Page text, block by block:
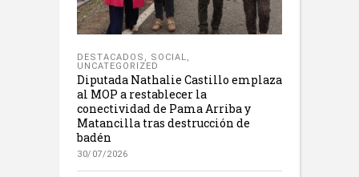
DESTACADOS , SOCIAL,
UNCATEGORIZED
Diputada Nathalie Castillo emplaza
al MOP a restablecer la
conectividad de Pama Arriba y
Matancilla tras destrucción de
badén
30/07/2026